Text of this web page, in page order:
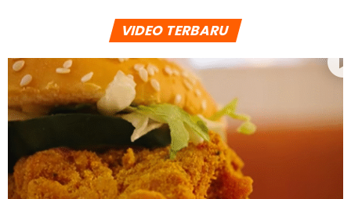
VIDEO TERBARU